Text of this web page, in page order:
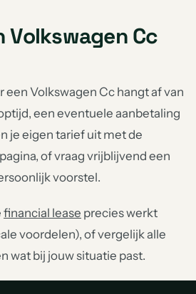
Volkswagen Cc
Volkswagen Cc hangt af van
een eventuele aanbetaling
je eigen tarief uit met de
of vraag vrijblijvend een
voorstel.
financial lease precies werkt
voordelen), of vergelijk alle
wat bij jouw situatie past.